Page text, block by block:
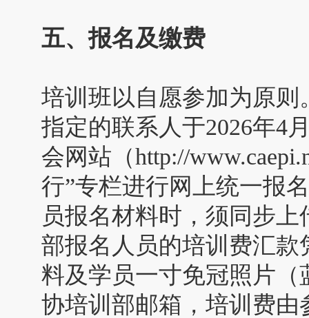
五、报名及缴费
培训班以自愿参加为原
指定的联系人于2026年4
会网站（http://
行”专栏进行网上统一报
员报名材料时，须同步
部报名人员的培训费汇
料及学员一寸免冠照片
协培训部邮箱，培训费